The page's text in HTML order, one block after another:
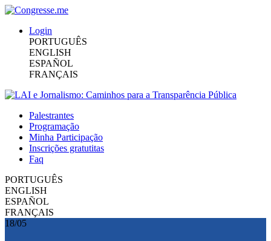
Login
PORTUGUÊS
ENGLISH
ESPAÑOL
FRANÇAIS
Palestrantes
Programação
Minha Participação
Inscrições gratutitas
Faq
PORTUGUÊS
ENGLISH
ESPAÑOL
FRANÇAIS
18/05